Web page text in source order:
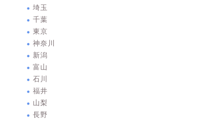
埼玉
千葉
東京
神奈川
新潟
富山
石川
福井
山梨
長野